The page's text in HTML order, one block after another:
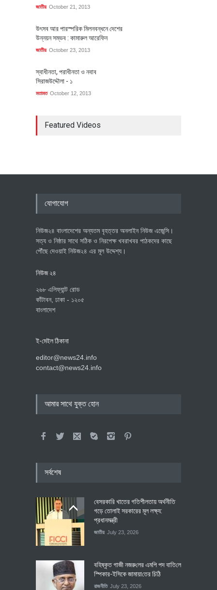
জাতীয় October 21, 2013
উৎসব আর পারস্পরিক মিলনবন্ধনে দেশের
উন্নয়ন সম্ভব : কামারুল আরেফিন
জাতীয় October 23, 2013
স্বাধীনতা, পরাধীনতা ও নবাব
সিরাজউদ্দৌলা - ১
মতামত October 12, 2013
Featured Videos
যোগাযোগ
নিউজ২৪ বাংলাদেশের অন্যতম বৃহত্তর অনলাইন নিউজ এজেন্সি।
সত্য ও নিষ্ঠার সাথে সঠিক ও নিরপেক্ষ খবরাখবর পাঠকদের কাছে
পৌঁছে দেওয়াই নিউজ২৪ এর মূল উদ্দেশ্য।
নিউজ ২৪
২৬৮ এলিফ্যান্ট রোড
কাঁটাবন, ঢাকা - ১২০৫
বাংলাদেশ
ই-মেইল ঠিকানা
editor@news24.info
contact@news24.info
আমার সাথে যুক্ত হোন
সর্বশেষ
বেসরকারি খাতের গতিশীলতায় অর্থনীতি
গড়ে তোলাই সরকারের মূল লক্ষ্য:
প্রধানমন্ত্রী
জাতীয় July 23, 2026
বহিষ্কৃত গাজী নজরু‌লের এম‌পি পদ বা‌তি‌লে
স্পিকার-ইসিকে জামায়া‌তের চি‌ঠি
রাজনীতি July 23, 2026